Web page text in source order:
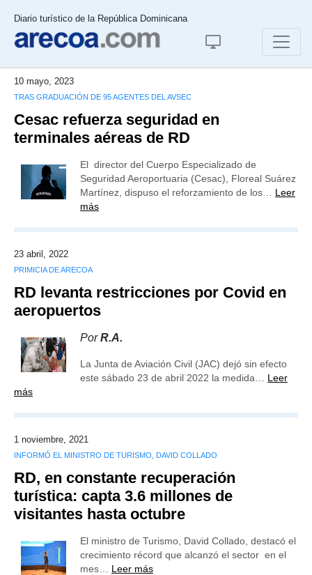
Diario turístico de la República Dominicana
10 mayo, 2023
TRAS GRADUACIÓN DE 95 AGENTES DEL AVSEC
Cesac refuerza seguridad en
terminales aéreas de RD
El director del Cuerpo Especializado de
Seguridad Aeroportuaria (Cesac), Floreal Suárez
Martínez, dispuso el reforzamiento de los… Leer
más
23 abril, 2022
PRIMICIA DE ARECOA
RD levanta restricciones por Covid en
aeropuertos
PorR.A.
La Junta de Aviación Civil (JAC) dejó sin efecto
este sábado 23 de abril 2022 la medida… Leer
más
1 noviembre, 2021
INFORMÓ EL MINISTRO DE TURISMO, DAVID COLLADO
RD, en constante recuperación
turística: capta 3.6 millones de
visitantes hasta octubre
El ministro de Turismo, David Collado, destacó el
crecimiento récord que alcanzó el sector en el
mes… Leer más